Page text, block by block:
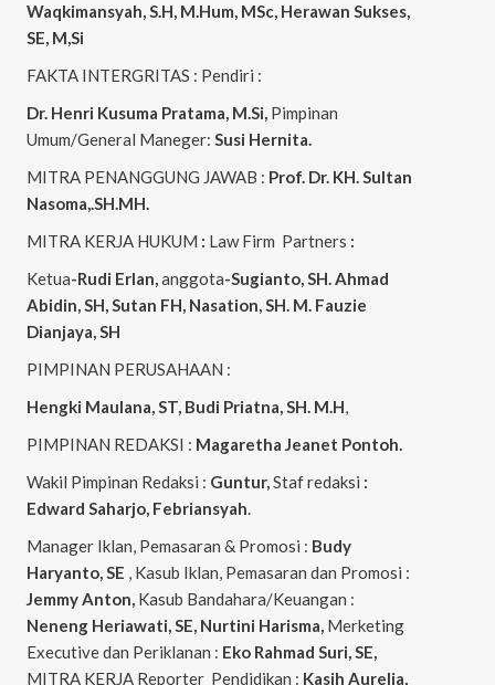
Waqkimansyah, S.H, M.Hum, MSc, Herawan Sukses,
SE, M,Si
FAKTA INTERGRITAS : Pendiri :
Dr. Henri Kusuma Pratama, M.Si, Pimpinan
Umum/General Maneger: Susi Hernita.
MITRA PENANGGUNG JAWAB : Prof. Dr. KH. Sultan
Nasoma,.SH.MH.
MITRA KERJA HUKUM : Law Firm Partners :
Ketua-Rudi Erlan,anggota-Sugianto, SH. Ahmad
Abidin, SH, Sutan FH, Nasation, SH. M. Fauzie
Dianjaya, SH
PIMPINAN PERUSAHAAN :
Hengki Maulana, ST, Budi Priatna, SH. M.H,
PIMPINAN REDAKSI : Magaretha Jeanet Pontoh.
Wakil Pimpinan Redaksi : Guntur,Staf redaksi :
Edward Saharjo, Febriansyah.
Manager Iklan, Pemasaran & Promosi : Budy
Haryanto, SE , Kasub Iklan, Pemasaran dan Promosi :
Jemmy Anton, Kasub Bandahara/Keuangan :
Neneng Heriawati, SE, Nurtini Harisma, Merketing
Executive dan Periklanan : Eko Rahmad Suri, SE,
MITRA KERJA Reporter Pendidikan : Kasih Aurelia,